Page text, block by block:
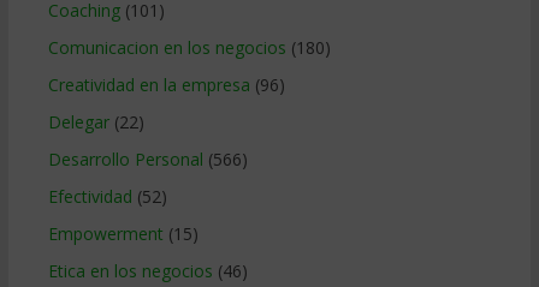
Coaching(101)
Comunicacion en los negocios (180)
Creatividad en la empresa (96)
Delegar(22)
Desarrollo Personal (566)
Efectividad (52)
Empowerment (15)
Etica en los negocios (46)